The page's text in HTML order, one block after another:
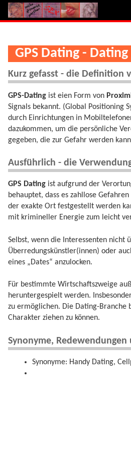
GPS Dating -
Kurz gefasst - die Definition
GPS-Dating ist eien Form von
Signals bekannt. (Global Positioning
durch Einrichtungen in
dazukommen, um die persönliche
gegeben, die zur Gefahr werden
Ausführlich - die
GPS Dating ist aufgrund der
behauptet, dass es zahllose
der exakte Ort festgestellt werden
mit krimineller Energie zum leicht
Selbst, wenn die Interessenten nicht
Überredungskünstler(innen) oder
eines „Dates“ anzulocken.
Für bestimmte Wirtschaftszweige
heruntergespielt werden.
zu ermöglichen. Die Dating-Branche
Charakter ziehen zu können.
Synonyme,
Synonyme: Handy Dating,